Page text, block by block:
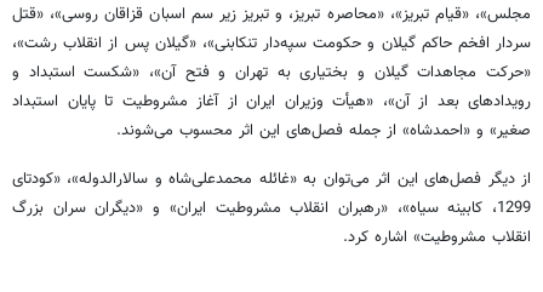
مجلس»، «قیام تبریز»، «محاصره تبریز، و تبریز زیر سم اسبان قزاقان روسی»، «قتل
سردار افخم حاکم گیلان و حکومت سپه‌دار تنکابنی»، «گیلان پس از انقلاب رشت»،
«حرکت مجاهدات گیلان و بختیاری به تهران و فتح آن»، «شکست استبداد و
رویدادهای بعد از آن»، «هیأت وزیران ایران از آغاز مشروطیت تا پایان استبداد
صغیر» و «احمدشاه» از جمله فصل‌های این اثر محسوب می‌شوند.
از دیگر فصل‌های این اثر می‌توان به «غائله محمدعلی‌شاه و سالارالدوله»، «کودتای
1299، کابینه سیاه»، «رهبران انقلاب مشروطیت ایران» و «دیگران سران بزرگ
انقلاب مشروطیت» اشاره کرد.